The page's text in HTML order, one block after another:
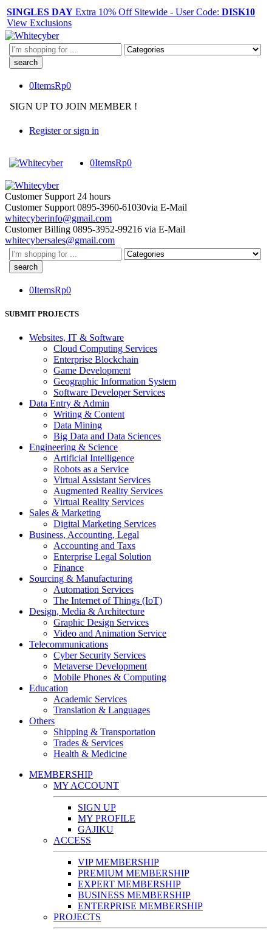
SINGLES DAY Extra 10% Off Sitewide - User Code: DISK10
View Exclusions
Search
here
0ItemsRp0
SIGN UP TO JOIN MEMBER !
Register or sign in
0ItemsRp0
Customer Support 24 hours
Customer Support 0895-3960-61030via E-Mail
whitecyberinfo@gmail.com
Customer Billing 0895-3952-99216 via E-Mail
whitecybersales@gmail.com
Search
here
0ItemsRp0
SUBMIT PROJECTS
Websites, IT & Software
Cloud Computing Services
Enterprise Blockchain
Game Development
Geographic Information System
Software Developer Services
Data Entry & Admin
Writing & Content
Data Mining
Big Data and Data Sciences
Engineering & Science
Artificial Intelligence
Robots as a Service
Virtual Assistant Services
Augmented Reality Services
Virtual Reality Services
Sales & Marketing
Digital Marketing Services
Business, Accounting, Legal
Accounting and Taxs
Enterprise Legal Solution
Finance
Sourcing & Manufacturing
Automation Services
The Internet of Things (IoT)
Design, Media & Architecture
Graphic Design Services
Video and Animation Service
Telecommunications
Cyber Security Services
Metaverse Development
Mobile Phones & Computing
Education
Academic Services
Translation & Languages
Others
Shipping & Transportation
Trades & Services
Health & Medicine
MEMBERSHIP
MY ACCOUNT
SIGN UP
MY PROFILE
GAJIKU
ACCESS
VIP MEMBERSHIP
PREMIUM MEMBERSHIP
EXPERT MEMBERSHIP
BUSINESS MEMBERSHIP
ENTERPRISE MEMBERSHIP
PROJECTS